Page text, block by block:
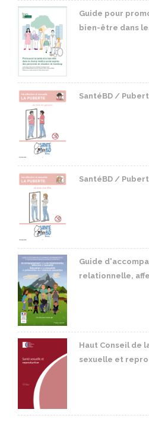
Guide pour
bien-être dans
SantéBD /
SantéBD /
Guide
relationnelle,
Haut Conseil de
sexuelle et